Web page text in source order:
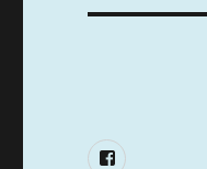
Facebook